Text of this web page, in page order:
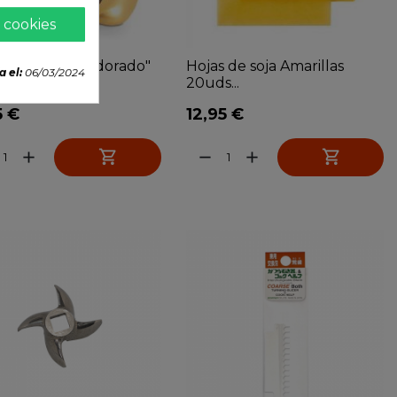
la suerte "dorado"
€
add 
Hojas de soja Amarillas
20uds...
12,95 €
remove add 
el:06/03/2024